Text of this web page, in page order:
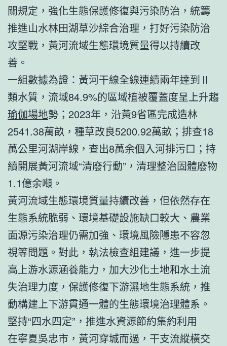
關規定，強化生態保護修復與污染防治，統籌
推進山水林田湖草沙綜合治理，打好污染防治
攻堅戰，黃河流域生態環境質量得以持續改
善。
一組數據為證：黃河干線全線連續兩年達到Ⅱ
類水質，流域84.9%的區域植被覆蓋度呈上升趨
瑜伽場地勢；2023年，沿黃9省區完成造林
2541.38萬畝，種草改良5200.92萬畝；排查18
萬公里河湖岸線，查出8萬余個入河排污口；持
續開展黃河流域“清廢行動”，清理整治固體廢物
1.1億余噸。
黃河流域生態環境質量持續改善，但依然存在
生態系統脆弱、環境基礎設施缺口較大、農業
面源污染治理仍需加強、環境風險隱患不容忽
視等問題。對此，執法檢查組建議，進一步提
高上游水源涵養能力，加大沙化土地和水土流
失治理力度，保護修復下游濕地生態系統，推
動構建上下游貫通一體的生態環境治理體系。
堅持“四水四定”，推進水資源節約集約利用
在寧夏吳忠市，黃河穿城而過，干支流縱橫交